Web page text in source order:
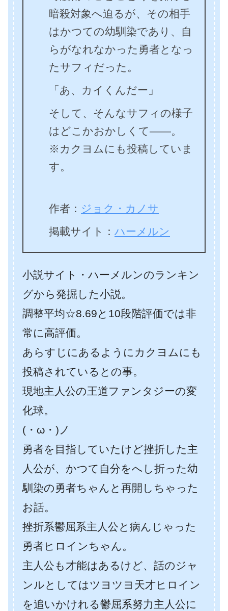
暗殺対象へ迫るが、その相手
はかつての幼馴染であり、自
らがなれなかった勇者となっ
たサフィだった。
「あ、カイくんだー」
そして、そんなサフィの様子
はどこかおかしくて――。
※カクヨムにも投稿していま
す。
作者： ジョク・カノサ
掲載サイト： ハーメルン
小説サイト・ハーメルンのランキン
グから発掘した小説。
調整平均☆8.69と10段階評価では非
常に高評価。
あらすじにあるようにカクヨムにも
投稿されているとの事。
現地主人公の王道ファンタジーの変
化球。
(・ω・)ノ
勇者を目指していたけど挫折した主
人公が、かつて自分をへし折った幼
馴染の勇者ちゃんと再開しちゃった
お話。
挫折系鬱屈系主人公と病んじゃった
勇者ヒロインちゃん。
主人公も才能はあるけど、話のジャ
ンルとしてはツヨツヨ天才ヒロイン
を追いかけれる鬱屈系努力主人公に